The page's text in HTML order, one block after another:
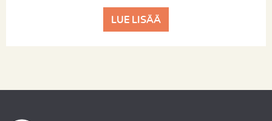
LUE LISÄÄ